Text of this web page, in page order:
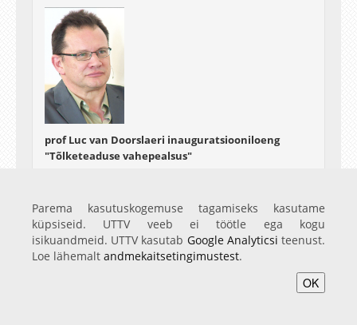
prof Luc van Doorslaeri inauguratsiooniloeng
"Tõlketeaduse vahepealsus"
Parema kasutuskogemuse tagamiseks kasutame
küpsiseid. UTTV veeb ei töötle ega kogu
isikuandmeid. UTTV kasutab Google Analyticsi teenust.
Loe lähemalt andmekaitsetingimustest.
OK